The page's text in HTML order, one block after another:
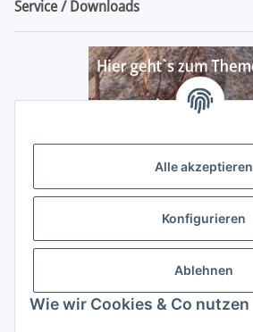
Alle akzeptieren
Konfigurieren
Ablehnen
Wie wir Cookies & Co nutzen
Service / Downloads